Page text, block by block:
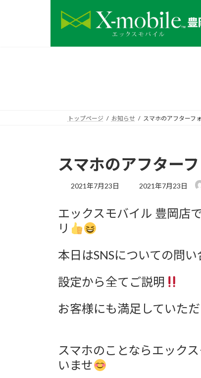
トップページ お知らせ スマホのアフターフ
スマホのアフター
2021年7月23日
最
新
2021年7月23日
エックスモバイル 豊岡店
リ
本日はSNSについての問い
設定から全てご説明
お客様にも満足していた
スマホのことならエック
いませ